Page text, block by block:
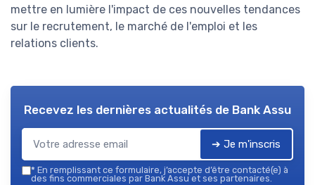
mettre en lumière l'impact de ces nouvelles tendances
sur le recrutement, le marché de l'emploi et les
relations clients.
Recevez les dernières actualités de Bank Assu
➔ Je m'inscris
* En remplissant ce formulaire, j’accepte d’être contacté(e) à
des fins commerciales par Bank Assu et ses partenaires.